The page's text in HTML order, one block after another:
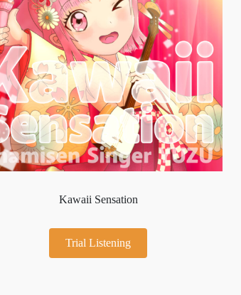
Kawaii Sensation
Trial Listening